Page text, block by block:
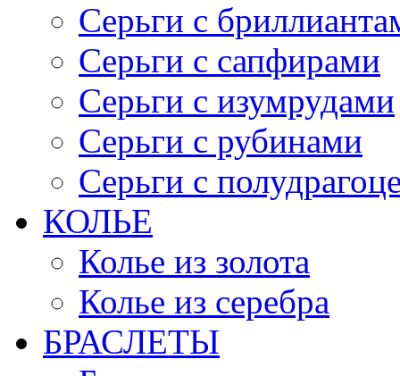
Серьги с
Серьги с сапфирами
Серьги с изумрудами
Серьги с рубинами
Серьги с
КОЛЬЕ
Колье из золота
Колье из серебра
БРАСЛЕТЫ